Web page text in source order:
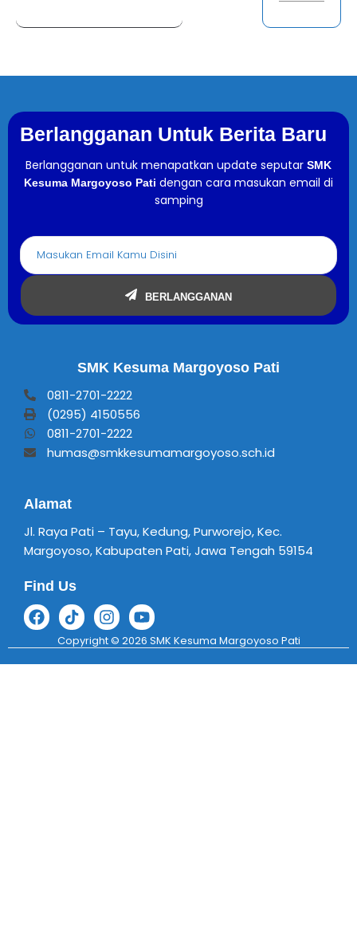
Berlangganan Untuk Berita Baru
Berlangganan untuk menapatkan update seputar SMK
Kesuma Margoyoso Pati dengan cara masukan email di
samping
BERLANGGANAN
SMK Kesuma Margoyoso Pati
0811-2701-2222
(0295) 4150556
0811-2701-2222
humas@smkkesumamargoyoso.sch.id
Alamat
Jl. Raya Pati – Tayu, Kedung, Purworejo, Kec.
Margoyoso, Kabupaten Pati, Jawa Tengah 59154
Find Us
Copyright © 2026 SMK Kesuma Margoyoso Pati